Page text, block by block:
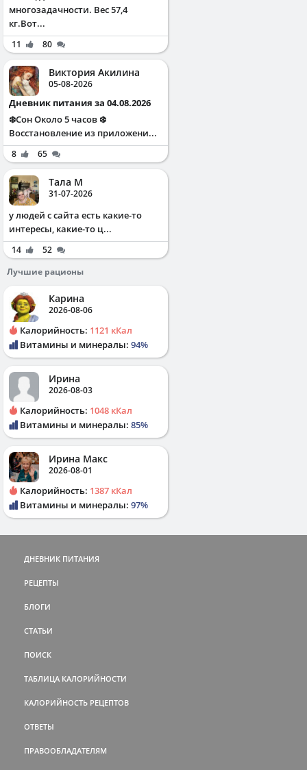
многозадачности. Вес 57,4
кг.Вот...
11 80
Виктория Акилина
05-08-2026
Дневник питания за 04.08.2026
❄️Сон Около 5 часов ❄️
Восстановление из приложени...
8 65
Тала М
31-07-2026
у людей с сайта есть какие-то
интересы, какие-то ц...
14
52
Лучшие рационы
Карина
2026-08-06
Калорийность: 1121 кКал
Витамины и минералы: 94%
Ирина
2026-08-03
Калорийность: 1048 кКал
Витамины и минералы: 85%
Ирина Макс
2026-08-01
Калорийность: 1387 кКал
Витамины и минералы: 97%
ДНЕВНИК ПИТАНИЯ
РЕЦЕПТЫ
БЛОГИ
СТАТЬИ
ПОИСК
ТАБЛИЦА КАЛОРИЙНОСТИ
КАЛОРИЙНОСТЬ РЕЦЕПТОВ
ОТВЕТЫ
ПРАВООБЛАДАТЕЛЯМ